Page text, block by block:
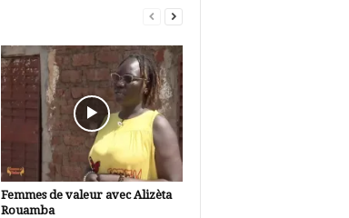
Femmes de valeur avec Alizèta
Rouamba